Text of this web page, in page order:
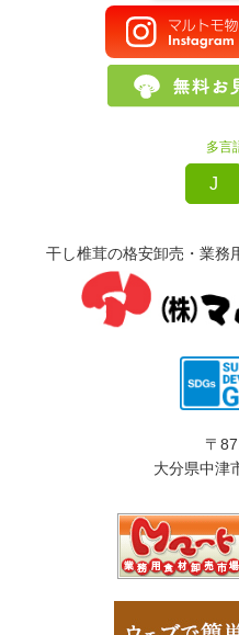
多言
J
干し椎茸の格安卸売・業務
〒
大分県中津